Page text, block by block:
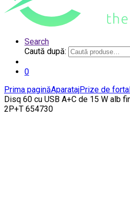
Search
Caută după:
0
Prima paginăAparatajPrize de forta
Disq 60 cu USB A+C de 15 W alb
2P+T 654730